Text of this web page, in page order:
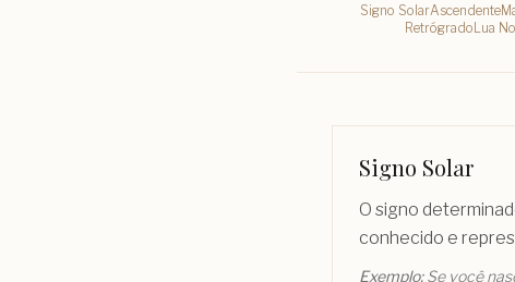
Signo SolarAscendente
RetrógradoLua
Signo Solar
O signo
conhecido e
Exemplo: Se você